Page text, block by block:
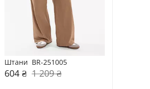
Штани  BR-251005
604 ₴ 1 209 ₴